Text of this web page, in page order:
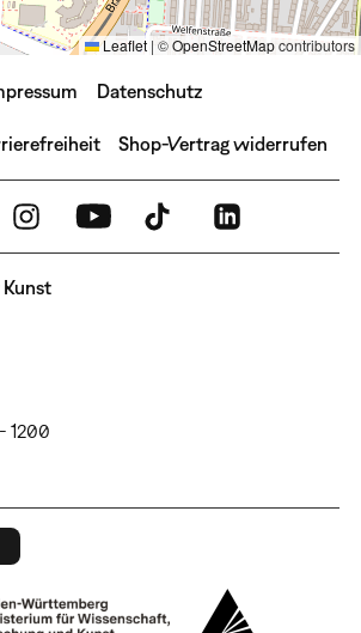
Leaflet | ©OpenStreetMapcontributors
Datenschutz
Shop-Vertrag widerrufen
1200